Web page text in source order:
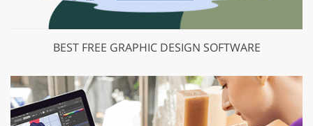
BEST FREE GRAPHIC DESIGN SOFTWARE